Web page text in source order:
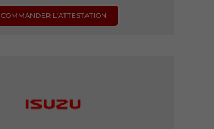
COMMANDER L'ATTESTATION